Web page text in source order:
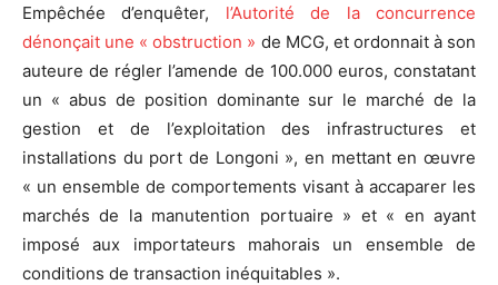
Empêchée d’enquêter, l’Autorité de la concurrence
dénonçait une « obstruction » de MCG, et ordonnait à son
auteure de régler l’amende de 100.000 euros, constatant
un « abus de position dominante sur le marché de la
gestion et de l’exploitation des infrastructures et
installations du port de Longoni », en mettant en œuvre
« un ensemble de comportements visant à accaparer les
marchés de la manutention portuaire » et « en ayant
imposé aux importateurs mahorais un ensemble de
conditions de transaction inéquitables ».